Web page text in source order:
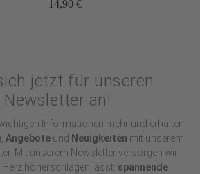
14,90 €
jetzt für unseren
an!
Informationen mehr und erhalten
, Angebote und Neuigkeiten mit unserem
Mit unserem Newsletter versorgen wir
höherschlagen lässt: spannende